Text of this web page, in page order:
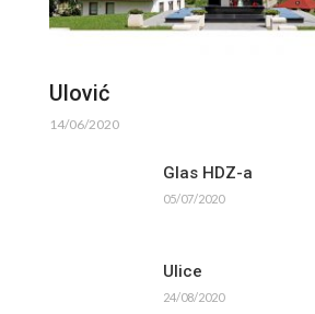
Ulović
14/06/2020
Glas HDZ-a
05/07/2020
Ulice
24/08/2020